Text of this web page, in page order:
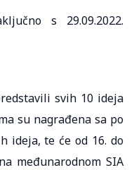
s 29.09.2022.
svih 10 ideja
su nagrađena sa po
ideja, te će od 16. do
međunarodnom SIA